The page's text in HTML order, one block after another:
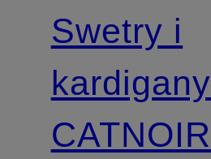
Swetry i
kardigany
CATNOIR